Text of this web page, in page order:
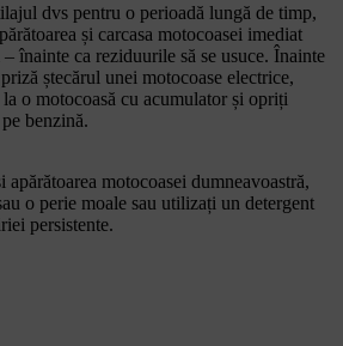
dvs pentru o perioadă lungă de timp,
și carcasa motocoasei imediat
înainte ca reziduurile să se usuce. Înainte
ștecărul unei motocoase electrice,
o motocoasă cu acumulator și opriți
benzină.
apărătoarea motocoasei dumneavoastră,
o perie moale sau utilizați un detergent
persistente.